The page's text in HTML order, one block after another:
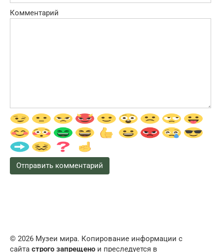
Комментарий
© 2026 Музеи мира. Копирование информации с
сайта строго запрещено и преследуется в